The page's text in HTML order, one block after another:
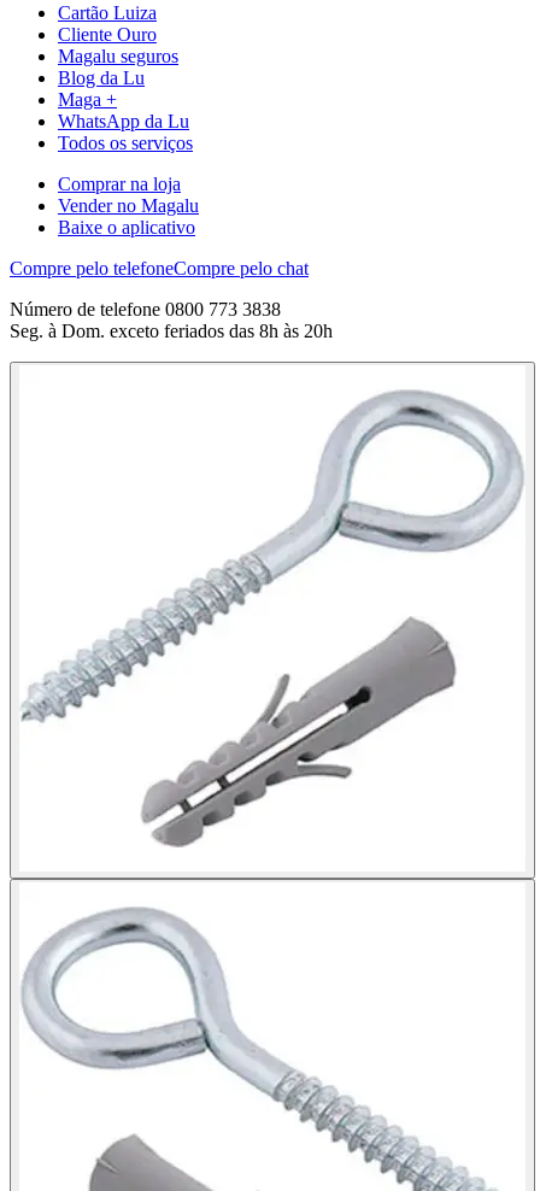
Cartão Luiza
Cliente Ouro
Magalu seguros
Blog da Lu
Maga +
WhatsApp da Lu
Todos os serviços
Comprar na loja
Vender no Magalu
Baixe o aplicativo
Compre pelo telefoneCompre pelo chat
Número de telefone 0800 773 3838
Seg. à Dom. exceto feriados das 8h às 20h